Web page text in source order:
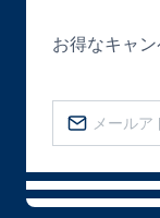
お得なキャ